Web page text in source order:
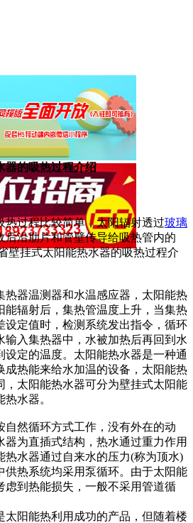
器的吸热过程介绍
热过程比较简单，太阳辐射透过玻璃
后沿肋片和管壁传导给吸热管内的
壁挂式太阳能热水器的吸热过程介
热器温测器和水温感应器，太阳能热
能辐射后，集热管温度上升，当集热
设定值时，检测系统发出指令，循环
输入集热器中，水被加热后再回到水
设定的温度。太阳能热水器是一种通
成热能来给水加温的设备，太阳能热
，太阳能热水器可分为壁挂式太阳能
水器。
自然循环方式工作，没有外在的动
器为直插式结构，热水通过重力作用
热水器通过自来水的压力(称为顶水)
供热系统均采用泵循环。由于太阳能
虑到热能损失，一般不采用管道循
太阳能热利用成功的产品，但随着楼